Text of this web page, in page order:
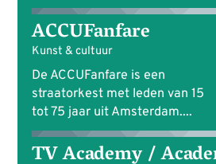
ACCUFanfare
Kunst & cultuur
De ACCUFanfare is een
straatorkest met leden van 15
tot 75 jaar uit Amsterdam....
TV Academy /